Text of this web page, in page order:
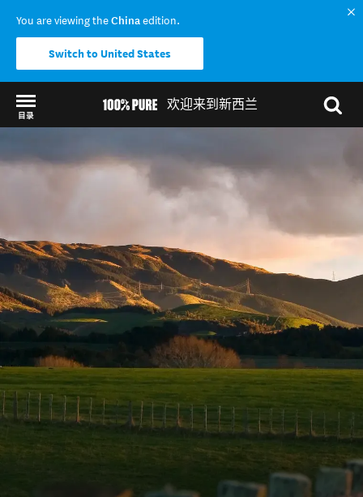
You are viewing theChinaedition.
Switch to United States
欢迎来到新西兰
目录